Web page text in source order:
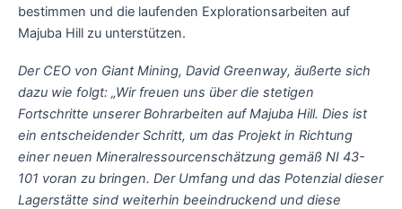
bestimmen und die laufenden Explorationsarbeiten auf
Majuba Hill zu unterstützen.
Der CEO von Giant Mining, David Greenway, äußerte sich
dazu wie folgt: „Wir freuen uns über die stetigen
Fortschritte unserer Bohrarbeiten auf Majuba Hill. Dies ist
ein entscheidender Schritt, um das Projekt in Richtung
einer neuen Mineralressourcenschätzung gemäß NI 43-
101 voran zu bringen. Der Umfang und das Potenzial dieser
Lagerstätte sind weiterhin beeindruckend und diese